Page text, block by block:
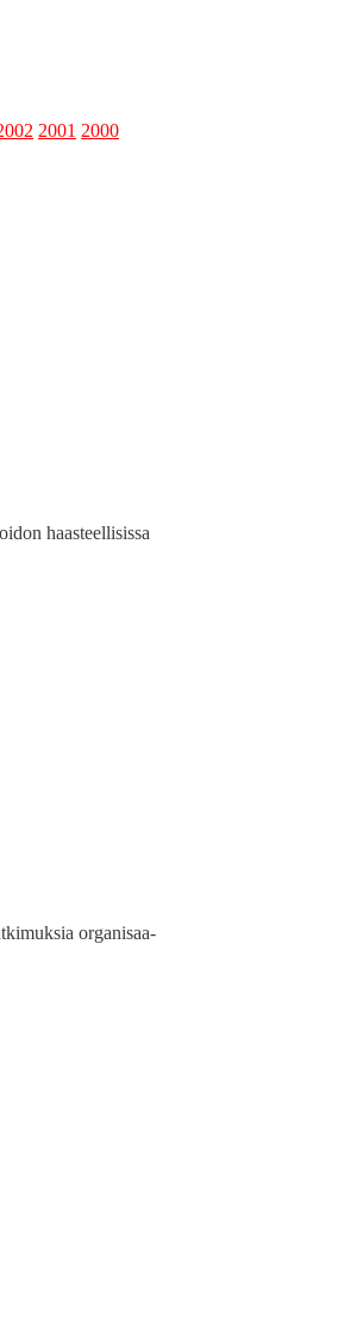
2001 2000
haas­teel­li­sis­sa
organ­isaa­